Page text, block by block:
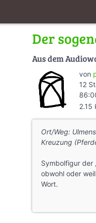
Der
Aus dem
von
12
2.15
Ort/Weg:
Kreuzung
Symbolfigur der
obwohl oder
Wort.